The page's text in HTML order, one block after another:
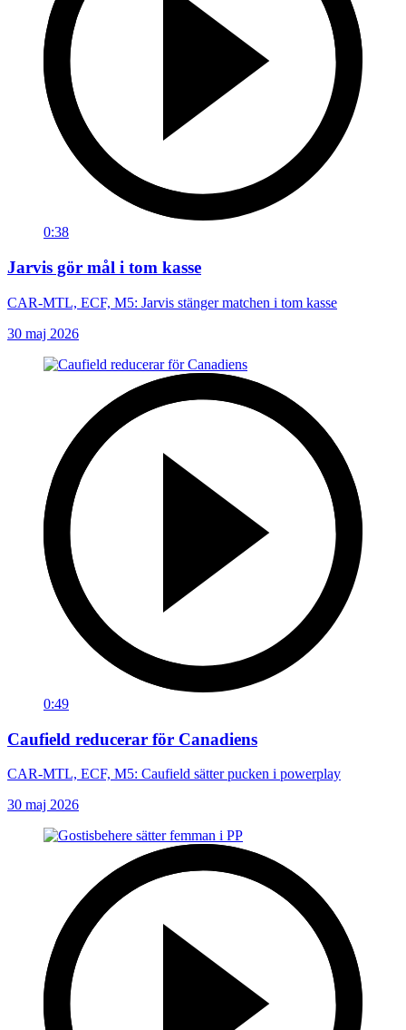
0:38
Jarvis gör mål i tom kasse
CAR-MTL, ECF, M5: Jarvis stänger matchen i tom kasse
30 maj 2026
0:49
Caufield reducerar för Canadiens
CAR-MTL, ECF, M5: Caufield sätter pucken i powerplay
30 maj 2026